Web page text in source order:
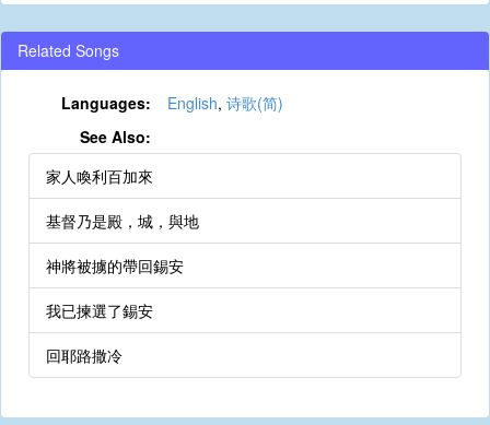
Related Songs
Languages: English, 诗歌(简)
See Also:
家人喚利百加來
基督乃是殿，城，與地
神將被擄的帶回錫安
我已揀選了錫安
回耶路撒冷